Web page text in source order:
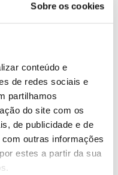
Sobre os cookies
conteúdo e
de redes sociais e
partilhamos
do site com os
de publicidade e de
outras informações
estes a partir da sua
Mercado
em Banda
47557494 Data: 03/08/2026 09:04
15 IMAGENS